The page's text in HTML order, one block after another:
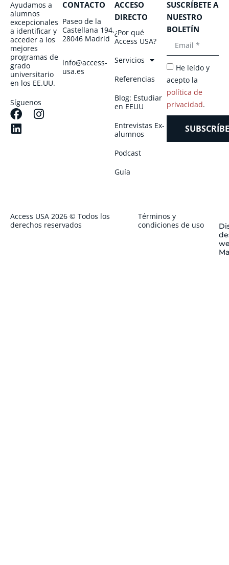
Ayudamos a
alumnos
excepcionales
a identificar y
acceder a los
mejores
programas de
grado
universitario
en los EE.UU.
Síguenos
CONTACTO
Paseo de la
Castellana 194,
28046 Madrid
info@access-
usa.es
ACCESO
DIRECTO
¿Por qué
Access USA?
Servicios
Referencias
Blog: Estudiar
en EEUU
Entrevistas Ex-
alumnos
Podcast
Guía
SUSCRÍBETE A
NUESTRO
BOLETÍN
He leído y
acepto la
política de
privacidad.
Access USA 2026 © Todos los
derechos reservados
Términos y
condiciones de uso